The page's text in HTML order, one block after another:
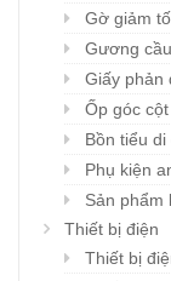
Gờ giảm
Gương
Giấy phản
Ốp góc cột
Bồn tiểu di
Phụ kiện
Sản phẩm
Thiết bị điện
Thiết bị